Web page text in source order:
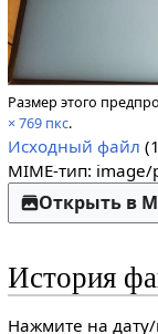
Размер этого
× 769 пкс.
Исходный файл
MIME-тип: image/
Открыть в
История
Нажмите на